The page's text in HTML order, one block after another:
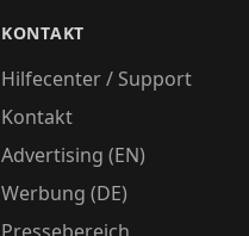
KONTAKT
Hilfecenter / Support
Kontakt
Advertising (EN)
Werbung (DE)